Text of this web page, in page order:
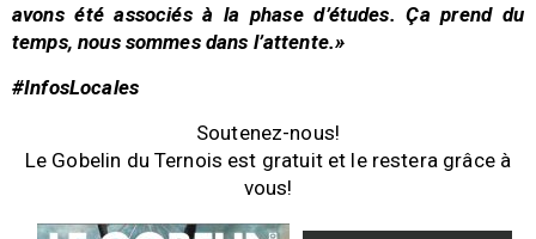
avons été associés à la phase d’études. Ça prend du
temps, nous sommes dans l’attente.»
#InfosLocales
Soutenez-nous!
Le Gobelin du Ternois est gratuit et le restera grâce à
vous!